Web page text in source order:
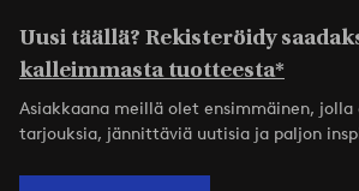
Uusi täällä? Rekisteröidy
kalleimmasta tuotteesta*
Asiakkaana meillä olet ensimmäinen, jolla
tarjouksia, jännittäviä uutisia ja paljon